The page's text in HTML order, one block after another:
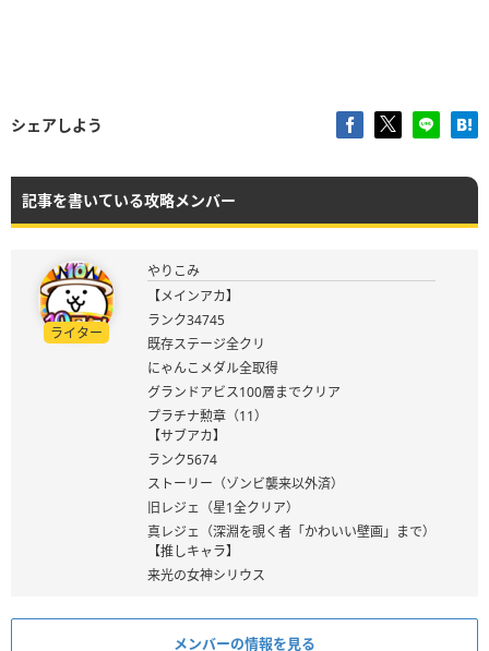
シェアしよう
記事を書いている攻略メンバー
ライター
やりこみ
【メインアカ】
ランク34745
既存ステージ全クリ
にゃんこメダル全取得
グランドアビス100層までクリア
プラチナ勲章（11）
【サブアカ】
ランク5674
ストーリー（ゾンビ襲来以外済）
旧レジェ（星1全クリア）
真レジェ（深淵を覗く者「かわいい壁画」まで）
【推しキャラ】
来光の女神シリウス
メンバーの情報を見る